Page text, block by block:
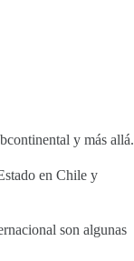
y más allá.
en Chile y
son algunas